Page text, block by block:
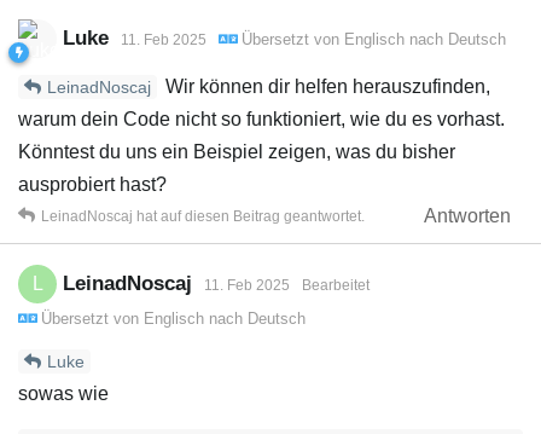
Luke 11. Feb 2025 Übersetzt von Englisch nach Deutsch
LeinadNoscaj
Wir können dir helfen herauszufinden,
warum dein Code nicht so funktioniert, wie du es vorhast.
Könntest du uns ein Beispiel zeigen, was du bisher
ausprobiert hast?
Antworten
LeinadNoscaj hat auf diesen Beitrag geantwortet.
LeinadNoscaj 11. Feb 2025 Bearbeitet
Übersetzt von Englisch nach Deutsch
Luke
sowas wie